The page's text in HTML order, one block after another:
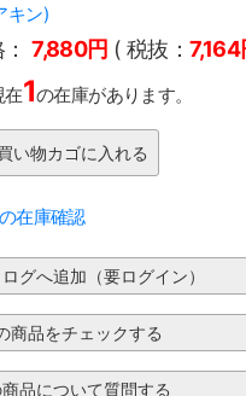
キン)
7,880円 ( 税抜：7,164
在1の在庫があります。
在庫確認